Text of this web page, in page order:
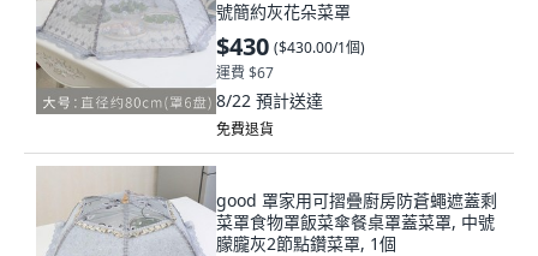
號簡約灰花朵菜罩
$430 ($430.00/1個)
運費 $67
8/22 預計送達
免費退貨
good 罩家用可摺疊廚房防蒼蠅遮蓋剩
菜罩食物罩飯菜傘餐桌罩蓋菜罩, 中號
朦朧灰2節點鑽菜罩, 1個